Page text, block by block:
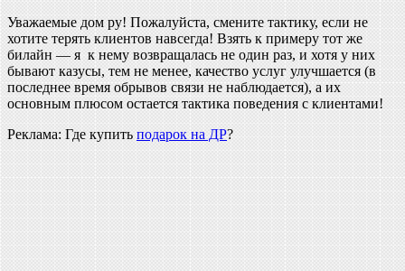
Уважаемые дом ру! Пожалуйста, смените тактику, если не
хотите терять клиентов навсегда! Взять к примеру тот же
билайн — я к нему возвращалась не один раз, и хотя у них
бывают казусы, тем не менее, качество услуг улучшается (в
последнее время обрывов связи не наблюдается), а их
основным плюсом остается тактика поведения с клиентами!
Реклама: Где купить подарок на ДР?